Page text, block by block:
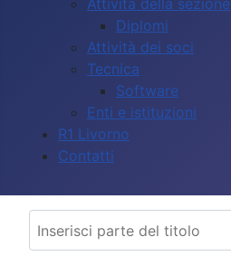
Diplomi
Attività dei soci
Tecnica
Software
Enti e istituzioni
R1 Livorno
Contatti